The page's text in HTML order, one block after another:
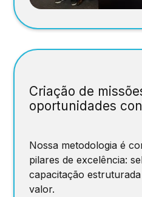
Criação de
oportunidades
Nossa metodologia é
pilares de excelência:
capacitação
valor.